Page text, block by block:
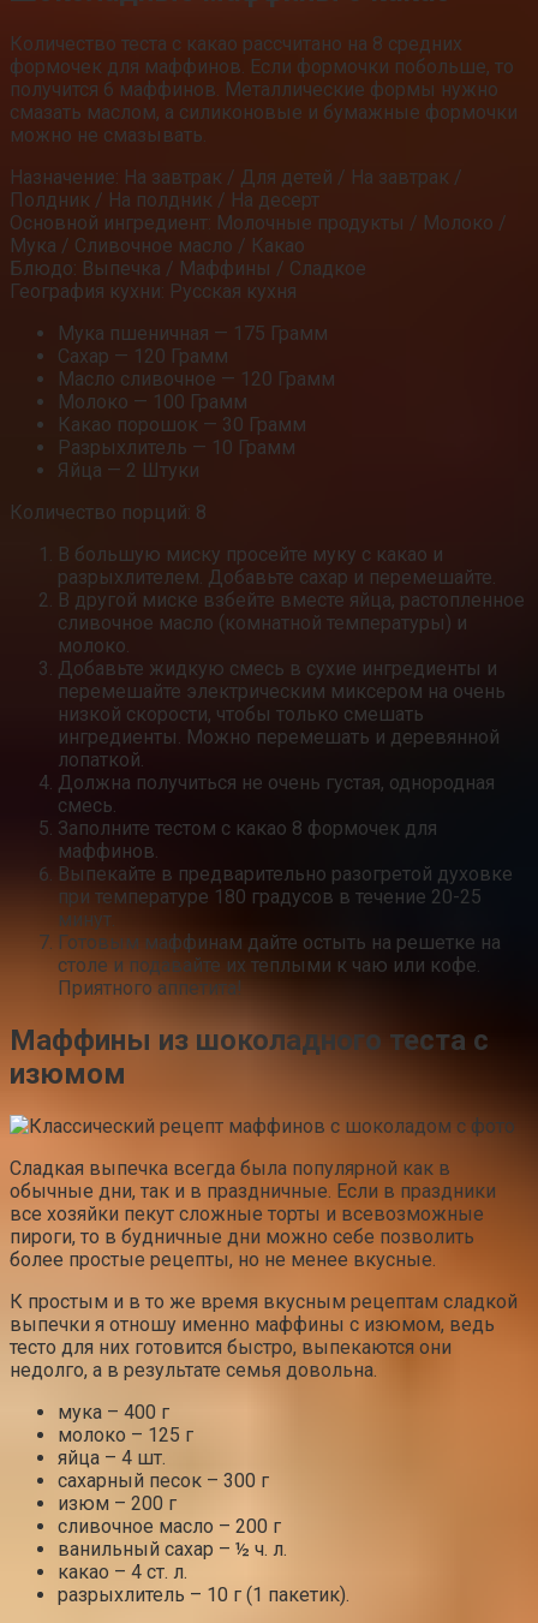
Количество теста с какао рассчитано на 8 средних
формочек для маффинов. Если формочки побольше, то
получится 6 маффинов. Металлические формы нужно
смазать маслом, а силиконовые и бумажные формочки
можно не смазывать.
Назначение: На завтрак / Для детей / На завтрак /
Полдник / На полдник / На десерт
Основной ингредиент: Молочные продукты / Молоко /
Мука / Сливочное масло / Какао
Блюдо: Выпечка / Маффины / Сладкое
География кухни: Русская кухня
Мука пшеничная — 175 Грамм
Сахар — 120 Грамм
Масло сливочное — 120 Грамм
Молоко — 100 Грамм
Какао порошок — 30 Грамм
Разрыхлитель — 10 Грамм
Яйца — 2 Штуки
Количество порций: 8
В большую миску просейте муку с какао и
разрыхлителем. Добавьте сахар и перемешайте.
В другой миске взбейте вместе яйца, растопленное
сливочное масло (комнатной температуры) и
молоко.
Добавьте жидкую смесь в сухие ингредиенты и
перемешайте электрическим миксером на очень
низкой скорости, чтобы только смешать
ингредиенты. Можно перемешать и деревянной
лопаткой.
Должна получиться не очень густая, однородная
смесь.
Заполните тестом с какао 8 формочек для
маффинов.
Выпекайте в предварительно разогретой духовке
при температуре 180 градусов в течение 20-25
минут.
Готовым маффинам дайте остыть на решетке на
столе и подавайте их теплыми к чаю или кофе.
Приятного аппетита!
Маффины из шоколадного теста с
изюмом
Сладкая выпечка всегда была популярной как в
обычные дни, так и в праздничные. Если в праздники
все хозяйки пекут сложные торты и всевозможные
пироги, то в будничные дни можно себе позволить
более простые рецепты, но не менее вкусные.
К простым и в то же время вкусным рецептам сладкой
выпечки я отношу именно маффины с изюмом, ведь
тесто для них готовится быстро, выпекаются они
недолго, а в результате семья довольна.
мука – 400 г
молоко – 125 г
яйца – 4 шт.
сахарный песок – 300 г
изюм – 200 г
сливочное масло – 200 г
ванильный сахар – ½ ч. л.
какао – 4 ст. л.
разрыхлитель – 10 г (1 пакетик).